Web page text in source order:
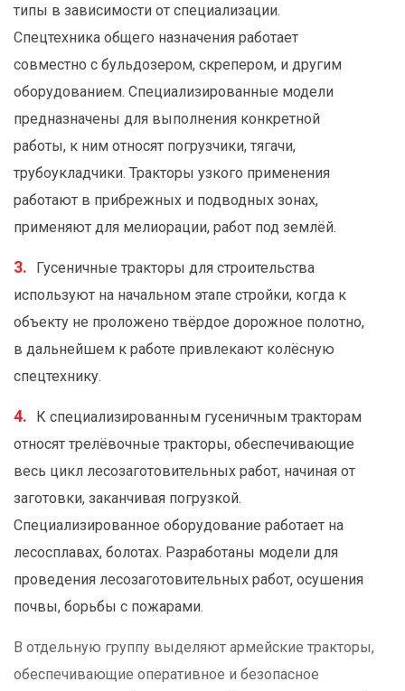
типы в зависимости от специализации.
Спецтехника общего назначения работает
совместно с бульдозером, скрепером, и другим
оборудованием. Специализированные модели
предназначены для выполнения конкретной
работы, к ним относят погрузчики, тягачи,
трубоукладчики. Тракторы узкого применения
работают в прибрежных и подводных зонах,
применяют для мелиорации, работ под землёй.
Гусеничные тракторы для строительства
используют на начальном этапе стройки, когда к
объекту не проложено твёрдое дорожное полотно,
в дальнейшем к работе привлекают колёсную
спецтехнику.
К специализированным гусеничным тракторам
относят трелёвочные тракторы, обеспечивающие
весь цикл лесозаготовительных работ, начиная от
заготовки, заканчивая погрузкой.
Специализированное оборудование работает на
лесосплавах, болотах. Разработаны модели для
проведения лесозаготовительных работ, осушения
почвы, борьбы с пожарами.
В отдельную группу выделяют армейские тракторы,
обеспечивающие оперативное и безопасное